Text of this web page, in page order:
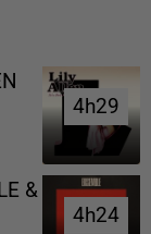
4h29
4h29
&
4h24
4h24